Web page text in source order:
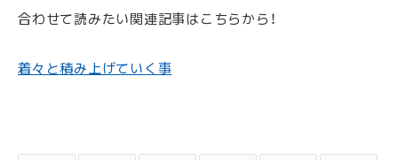
合わせて読みたい関連記事はこちらから！
着々と積み上げていく事